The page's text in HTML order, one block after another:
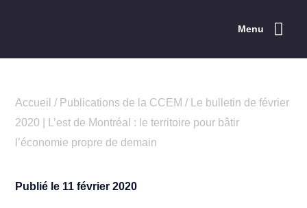
Menu
Accueil / Publications de la CCEM /
Le bulletin de février
2020 | L’est de Montréal : le territoire pour bâtir
l’économie propre de demain
Publié le 11 février 2020